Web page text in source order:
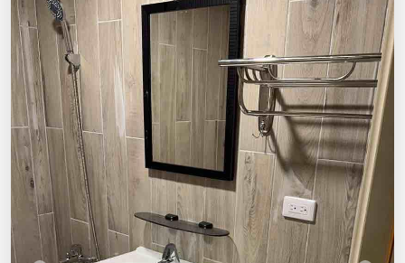
張庭頊
地址 I 桃園市平鎮區福壽路30號
0
< 21 22 23 24 25 26
27 28 >